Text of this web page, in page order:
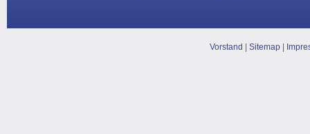
Vorstand Sitemap|